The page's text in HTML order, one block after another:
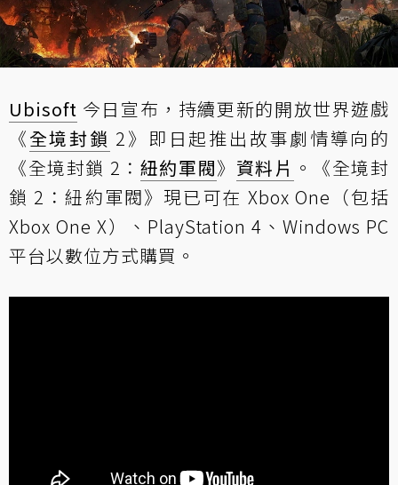
Ubisoft 今日宣布，持續更新的開放世界遊戲
《全境封鎖 2》即日起推出故事劇情導向的
《全境封鎖 2： 紐約軍閥》 資料片 。《全境封
鎖 2：紐約軍閥》現已可在 Xbox One（包括
Xbox One X）、PlayStation 4、Windows PC
平台以數位方式購買。